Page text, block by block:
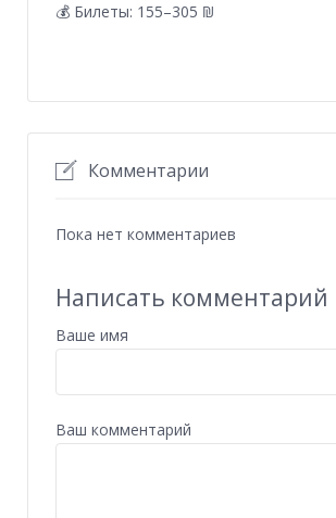
💰 Билеты: 155–305 ₪
Комментарии
Пока нет комментариев
Написать комментарий
Ваше имя
Ваш комментарий